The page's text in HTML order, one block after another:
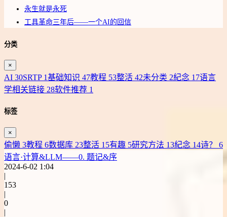
永生就是永死
工具革命三年后——一个AI的回信
分类
×
AI 30SRTP 1基础知识 47教程 53整活 42未分类 2紀念 17语言
学相关链接 28软件推荐 1
标签
×
偷懒 3教程 6数据库 23整活 15有趣 5研究方法 13紀念 14诗？ 6
语言·计算&LLM——0. 题记&序
2024-6-02 1:04
|
153
|
0
|